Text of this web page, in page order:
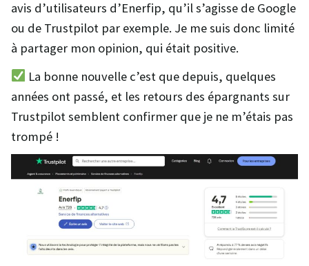
avis d’utilisateurs d’Enerfip, qu’il s’agisse de Google
ou de Trustpilot par exemple. Je me suis donc limité
à partager mon opinion, qui était positive.
La bonne nouvelle c’est que depuis, quelques
années ont passé, et les retours des épargnants sur
Trustpilot semblent confirmer que je ne m’étais pas
trompé !